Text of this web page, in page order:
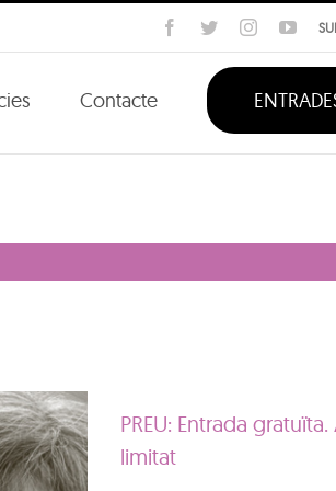
Facebook
TwitterInstagram
Contacte
PREU: Entrada
limitat